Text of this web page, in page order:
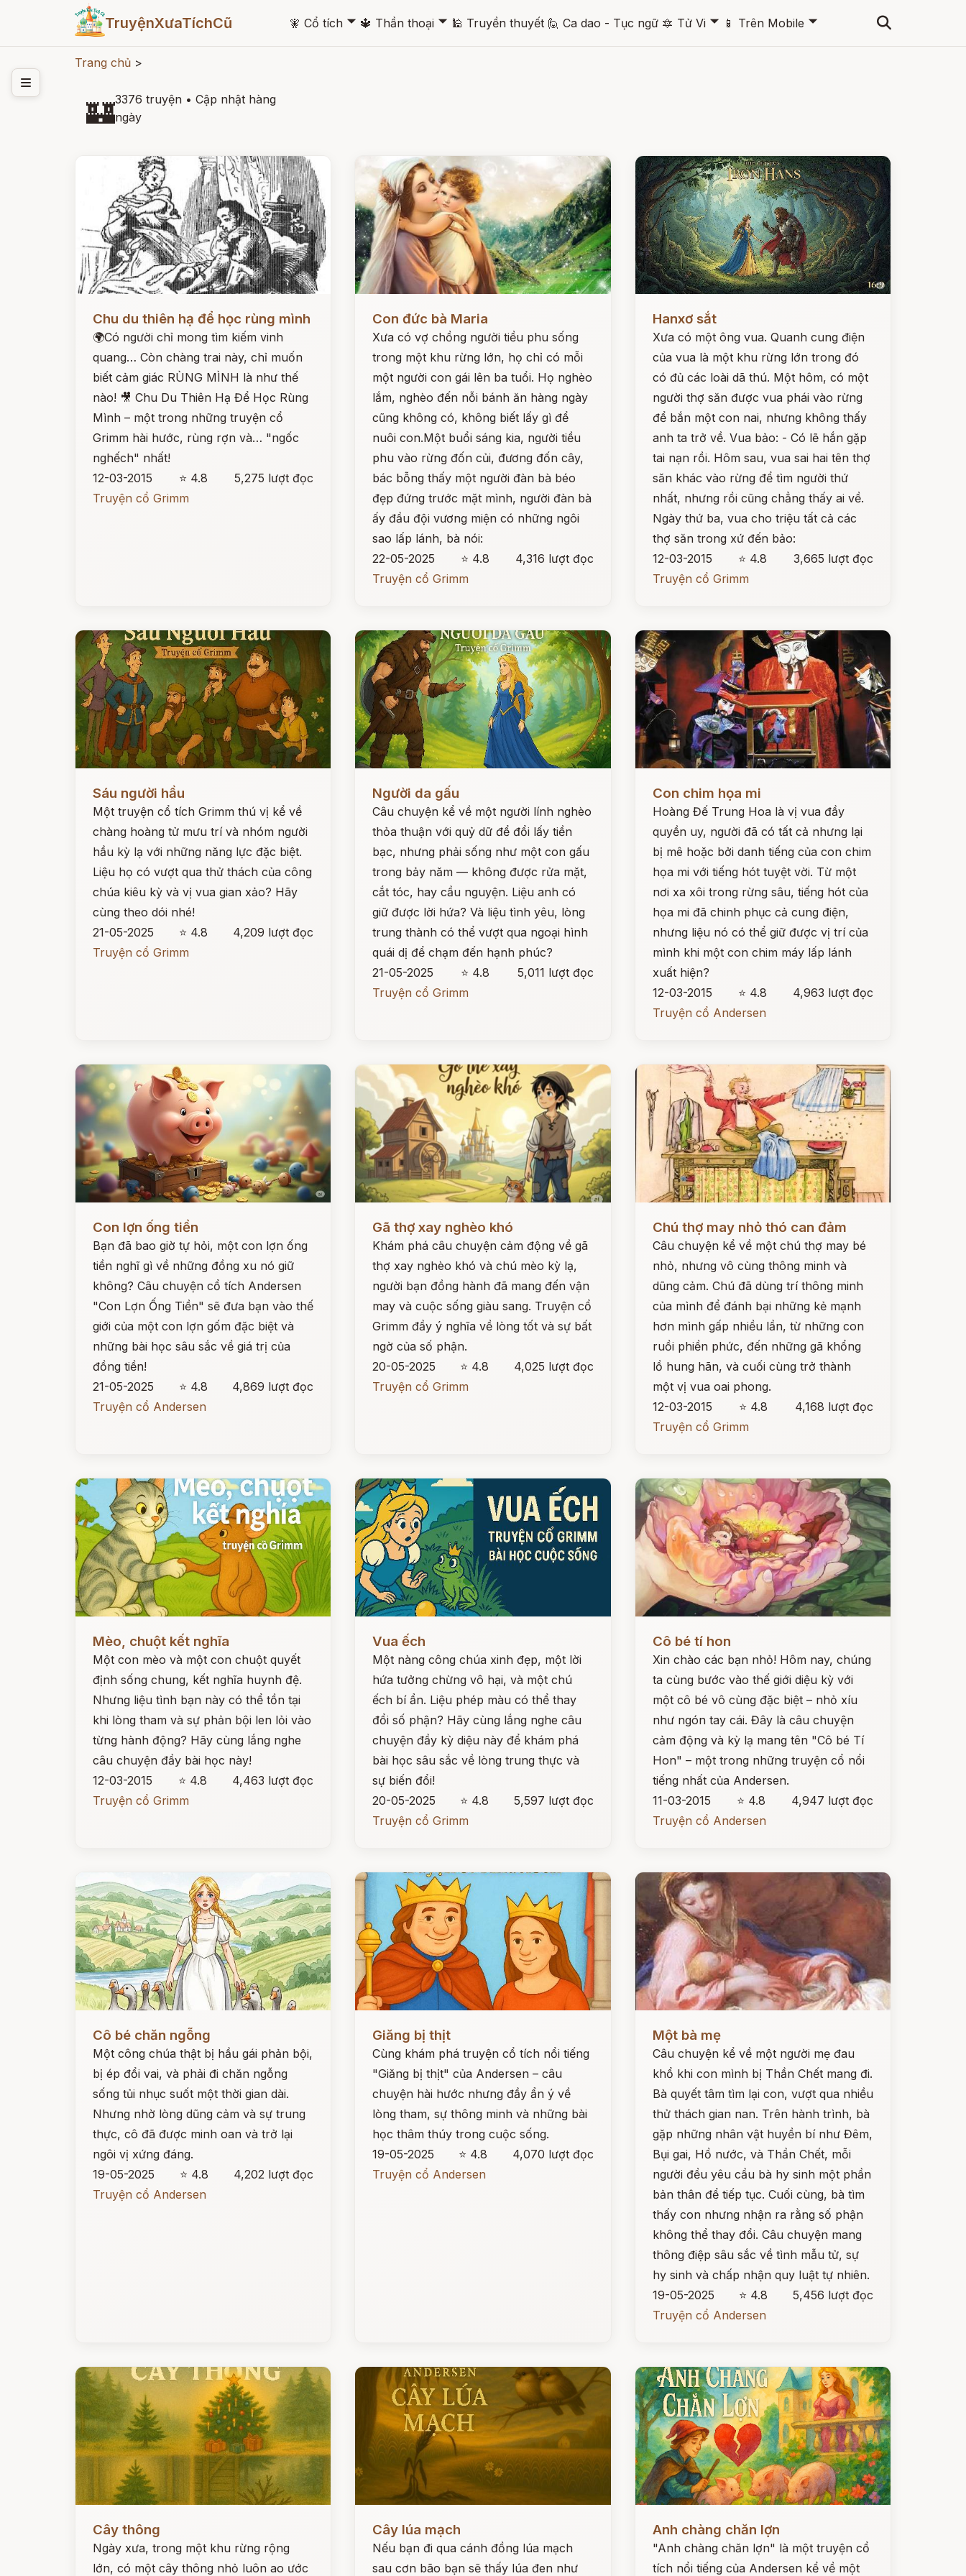
TruyệnXưaTíchCũ 🧚 Cổ tích 🞃 🔱 Thần thoại 🞃 🕌 Truyền thuyết 🙋 Ca dao - Tục ngữ 🔯 Tử Vi 🞃 📱 Trên Mobile 🞃
Trang chủ >
🏰3376 truyện • Cập nhật hàng
ngày
Chu du thiên hạ để học rùng mình
🌍Có người chỉ mong tìm kiếm vinh
quang… Còn chàng trai này, chỉ muốn
biết cảm giác RÙNG MÌNH là như thế
nào! 🎥 Chu Du Thiên Hạ Để Học Rùng
Mình – một trong những truyện cổ
Grimm hài hước, rùng rợn và… "ngốc
nghếch" nhất!
12-03-2015
⭐ 4.8
5,275 lượt đọc
Truyện cổ Grimm
Con đức bà Maria
Xưa có vợ chồng người tiều phu sống
trong một khu rừng lớn, họ chỉ có mỗi
một người con gái lên ba tuổi. Họ nghèo
lắm, nghèo đến nỗi bánh ăn hàng ngày
cũng không có, không biết lấy gì để
nuôi con.Một buổi sáng kia, người tiều
phu vào rừng đốn củi, đương đốn cây,
bác bỗng thấy một người đàn bà béo
đẹp đứng trước mặt mình, người đàn bà
ấy đầu đội vương miện có những ngôi
sao lấp lánh, bà nói:
22-05-2025
⭐ 4.8
4,316 lượt đọc
Truyện cổ Grimm
Hanxơ sắt
Xưa có một ông vua. Quanh cung điện
của vua là một khu rừng lớn trong đó
có đủ các loài dã thú. Một hôm, có một
người thợ săn được vua phái vào rừng
để bắn một con nai, nhưng không thấy
anh ta trở về. Vua bảo: - Có lẽ hắn gặp
tai nạn rồi. Hôm sau, vua sai hai tên thợ
săn khác vào rừng để tìm người thứ
nhất, nhưng rồi cũng chẳng thấy ai về.
Ngày thứ ba, vua cho triệu tất cả các
thợ săn trong xứ đến bảo:
12-03-2015
⭐ 4.8
3,665 lượt đọc
Truyện cổ Grimm
Sáu người hầu
Một truyện cổ tích Grimm thú vị kể về
chàng hoàng tử mưu trí và nhóm người
hầu kỳ lạ với những năng lực đặc biệt.
Liệu họ có vượt qua thử thách của công
chúa kiêu kỳ và vị vua gian xảo? Hãy
cùng theo dói nhé!
21-05-2025
⭐ 4.8
4,209 lượt đọc
Truyện cổ Grimm
Người da gấu
Câu chuyện kể về một người lính nghèo
thỏa thuận với quỷ dữ để đổi lấy tiền
bạc, nhưng phải sống như một con gấu
trong bảy năm — không được rửa mặt,
cắt tóc, hay cầu nguyện. Liệu anh có
giữ được lời hứa? Và liệu tình yêu, lòng
trung thành có thể vượt qua ngoại hình
quái dị để chạm đến hạnh phúc?
21-05-2025
⭐ 4.8
5,011 lượt đọc
Truyện cổ Grimm
Con chim họa mi
Hoàng Đế Trung Hoa là vị vua đầy
quyền uy, người đã có tất cả nhưng lại
bị mê hoặc bởi danh tiếng của con chim
họa mi với tiếng hót tuyệt vời. Từ một
nơi xa xôi trong rừng sâu, tiếng hót của
họa mi đã chinh phục cả cung điện,
nhưng liệu nó có thể giữ được vị trí của
mình khi một con chim máy lấp lánh
xuất hiện?
12-03-2015
⭐ 4.8
4,963 lượt đọc
Truyện cổ Andersen
Con lợn ống tiền
Bạn đã bao giờ tự hỏi, một con lợn ống
tiền nghĩ gì về những đồng xu nó giữ
không? Câu chuyện cổ tích Andersen
"Con Lợn Ống Tiền" sẽ đưa bạn vào thế
giới của một con lợn gốm đặc biệt và
những bài học sâu sắc về giá trị của
đồng tiền!
21-05-2025
⭐ 4.8
4,869 lượt đọc
Truyện cổ Andersen
Gã thợ xay nghèo khó
Khám phá câu chuyện cảm động về gã
thợ xay nghèo khó và chú mèo kỳ lạ,
người bạn đồng hành đã mang đến vận
may và cuộc sống giàu sang. Truyện cổ
Grimm đầy ý nghĩa về lòng tốt và sự bất
ngờ của số phận.
20-05-2025
⭐ 4.8
4,025 lượt đọc
Truyện cổ Grimm
Chú thợ may nhỏ thó can đảm
Câu chuyện kể về một chú thợ may bé
nhỏ, nhưng vô cùng thông minh và
dũng cảm. Chú đã dùng trí thông minh
của mình để đánh bại những kẻ mạnh
hơn mình gấp nhiều lần, từ những con
ruồi phiền phức, đến những gã khổng
lồ hung hãn, và cuối cùng trở thành
một vị vua oai phong.
12-03-2015
⭐ 4.8
4,168 lượt đọc
Truyện cổ Grimm
Mèo, chuột kết nghĩa
Một con mèo và một con chuột quyết
định sống chung, kết nghĩa huynh đệ.
Nhưng liệu tình bạn này có thể tồn tại
khi lòng tham và sự phản bội len lỏi vào
từng hành động? Hãy cùng lắng nghe
câu chuyện đầy bài học này!
12-03-2015
⭐ 4.8
4,463 lượt đọc
Truyện cổ Grimm
Đọc ngay
Vua ếch
Một nàng công chúa xinh đẹp, một lời
hứa tưởng chừng vô hại, và một chú
ếch bí ẩn. Liệu phép màu có thể thay
đổi số phận? Hãy cùng lắng nghe câu
chuyện đầy kỳ diệu này để khám phá
bài học sâu sắc về lòng trung thực và
sự biến đổi!
20-05-2025
⭐ 4.8
5,597 lượt đọc
Truyện cổ Grimm
Cô bé tí hon
Xin chào các bạn nhỏ! Hôm nay, chúng
ta cùng bước vào thế giới diệu kỳ với
một cô bé vô cùng đặc biệt – nhỏ xíu
như ngón tay cái. Đây là câu chuyện
cảm động và kỳ lạ mang tên "Cô bé Tí
Hon" – một trong những truyện cổ nổi
tiếng nhất của Andersen.
11-03-2015
⭐ 4.8
4,947 lượt đọc
Truyện cổ Andersen
Cô bé chăn ngỗng
Một công chúa thật bị hầu gái phản bội,
bị ép đổi vai, và phải đi chăn ngỗng
sống tủi nhục suốt một thời gian dài.
Nhưng nhờ lòng dũng cảm và sự trung
thực, cô đã được minh oan và trở lại
ngôi vị xứng đáng.
19-05-2025
⭐ 4.8
4,202 lượt đọc
Truyện cổ Andersen
Giăng bị thịt
Cùng khám phá truyện cổ tích nổi tiếng
"Giăng bị thịt" của Andersen – câu
chuyện hài hước nhưng đầy ẩn ý về
lòng tham, sự thông minh và những bài
học thâm thúy trong cuộc sống.
19-05-2025
⭐ 4.8
4,070 lượt đọc
Truyện cổ Andersen
Một bà mẹ
Câu chuyện kể về một người mẹ đau
khổ khi con mình bị Thần Chết mang đi.
Bà quyết tâm tìm lại con, vượt qua nhiều
thử thách gian nan. Trên hành trình, bà
gặp những nhân vật huyền bí như Đêm,
Bụi gai, Hồ nước, và Thần Chết, mỗi
người đều yêu cầu bà hy sinh một phần
bản thân để tiếp tục. Cuối cùng, bà tìm
thấy con nhưng nhận ra rằng số phận
không thể thay đổi. Câu chuyện mang
thông điệp sâu sắc về tình mẫu tử, sự
hy sinh và chấp nhận quy luật tự nhiên.
19-05-2025
⭐ 4.8
5,456 lượt đọc
Truyện cổ Andersen
Cây thông
Ngày xưa, trong một khu rừng rộng
lớn, có một cây thông nhỏ luôn ao ước
Cây lúa mạch
Nếu bạn đi qua cánh đồng lúa mạch
sau cơn bão bạn sẽ thấy lúa đen như
Anh chàng chăn lợn
"Anh chàng chăn lợn" là một truyện cổ
tích nổi tiếng của Andersen kể về một